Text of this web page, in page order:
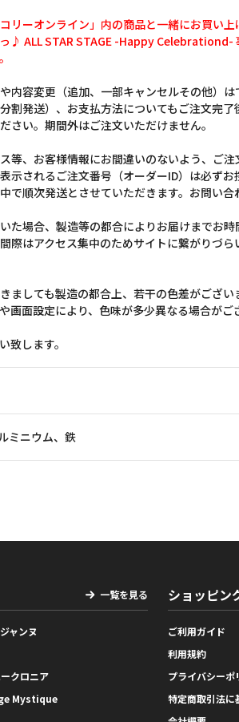
リーオンライン」内の商品と一緒にお買い上
♪ ALL STAR STAGE -Happy Celebrationd-
内容変更（追加、一部キャンセルその他）は
割発送）、お支払方法についてもご注文完了
さい。期間外はご注文いただけません。
等、お客様情報にお間違いのないよう、ご注
示されるご注文番号（オーダーID）は必ずお
で順次発送とさせていただきます。お問い
た場合、製造等の都合によりお届けまでお時
際はアクセス集中のためサイトに繋がりづら
ましても製造の都合上、若干の色差がござい
画面設定により、色味が多少異なる場合がご
致します。
ミニウム、鉄
一覧を見る
ャンヌ
クロニア
Mystique
ショッピン
ご利用ガイド
利用規約
プライバシーポ
特定商取引法に